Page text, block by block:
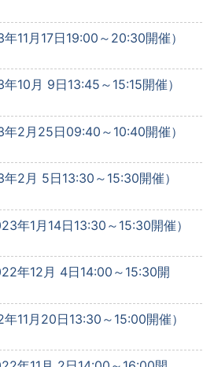
11月17日19:00～20:30開催）
10月 9日13:45～15:15開催）
2月25日09:40～10:40開催）
2月 5日13:30～15:30開催）
年1月14日13:30～15:30開催）
年12月 4日14:00～15:30開
11月20日13:30～15:00開催）